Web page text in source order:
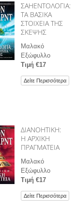
ΣΑΗΕΝΤΟΛΟΓΙΑ:
ΤΑ ΒΑΣΙΚΑ
ΣΤΟΙΧΕΙΑ ΤΗΣ
ΣΚΕΨΗΣ
Μαλακό
Εξώφυλλο
Τιµή €17
Δείτε Περισσότερα
ΔΙΑΝΟΗΤΙΚΗ:
Η ΑΡΧΙΚΗ
ΠΡΑΓΜΑΤΕΙΑ
Μαλακό
Εξώφυλλο
Τιµή €17
Δείτε Περισσότερα